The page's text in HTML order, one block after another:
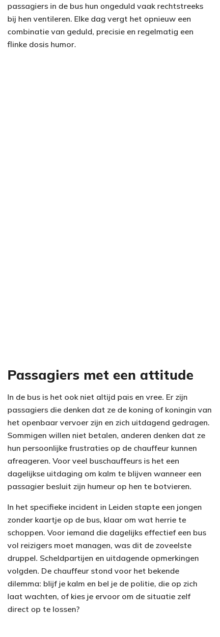
passagiers in de bus hun ongeduld vaak rechtstreeks
bij hen ventileren. Elke dag vergt het opnieuw een
combinatie van geduld, precisie en regelmatig een
flinke dosis humor.
Passagiers met een attitude
In de bus is het ook niet altijd pais en vree. Er zijn
passagiers die denken dat ze de koning of koningin van
het openbaar vervoer zijn en zich uitdagend gedragen.
Sommigen willen niet betalen, anderen denken dat ze
hun persoonlijke frustraties op de chauffeur kunnen
afreageren. Voor veel buschauffeurs is het een
dagelijkse uitdaging om kalm te blijven wanneer een
passagier besluit zijn humeur op hen te botvieren.
In het specifieke incident in Leiden stapte een jongen
zonder kaartje op de bus, klaar om wat herrie te
schoppen. Voor iemand die dagelijks effectief een bus
vol reizigers moet managen, was dit de zoveelste
druppel. Scheldpartijen en uitdagende opmerkingen
volgden. De chauffeur stond voor het bekende
dilemma: blijf je kalm en bel je de politie, die op zich
laat wachten, of kies je ervoor om de situatie zelf
direct op te lossen?